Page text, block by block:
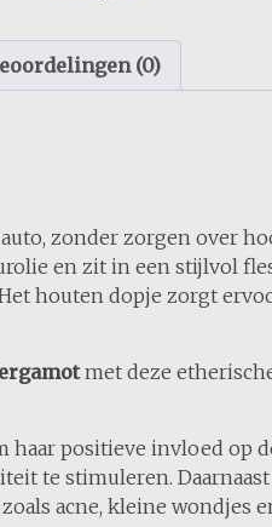
(0)
zonder zorgen over
en zit in een stijlvol
houten dopje zorgt
met deze
haar positieve invloed op
te stimuleren.
acne, kleine wondjes